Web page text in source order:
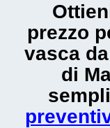
prezzo
vasca
di